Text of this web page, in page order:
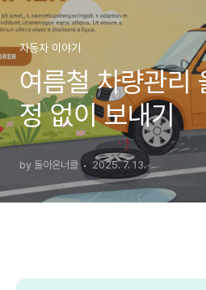
자동차 이야기
여름철 차량관리
정 없이 보내기
by 돌아온너클 2025. 7. 13.